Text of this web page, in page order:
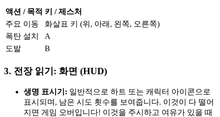
액션 / 목적 키 / 제스처
주요 이동
화살표 키 (위, 아래, 왼쪽, 오른쪽)
폭탄 설치
A
도발
B
3. 전장 읽기: 화면 (HUD)
생명 표시기: 일반적으로 하트 또는 캐릭터 아이콘으로
표시되며, 남은 시도 횟수를 보여줍니다. 이것이 다 떨어
지면 게임 오버입니다! 이것을 주시하고 여유가 있을 때